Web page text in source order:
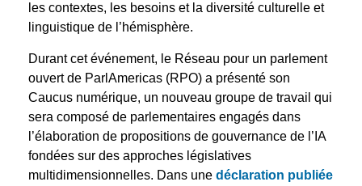
les contextes, les besoins et la diversité culturelle et
linguistique de l’hémisphère.
Durant cet événement, le Réseau pour un parlement
ouvert de ParlAmericas (RPO) a présenté son
Caucus numérique, un nouveau groupe de travail qui
sera composé de parlementaires engagés dans
l’élaboration de propositions de gouvernance de l’IA
fondées sur des approches législatives
multidimensionnelles. Dans une déclaration publiée